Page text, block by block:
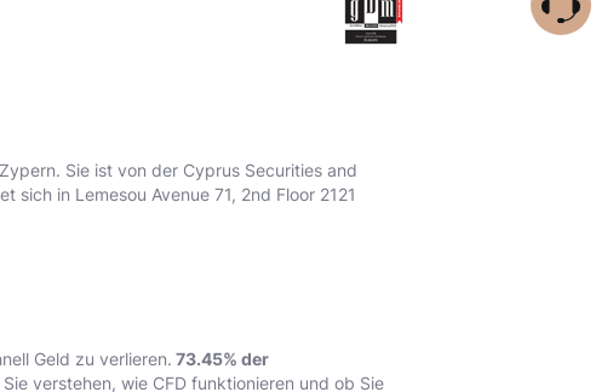
Sie ist von der Cyprus Securities and
in Lemesou Avenue 71, 2nd Floor 2121
Geld zu verlieren. 73.45% der
verstehen, wie CFD funktionieren und ob Sie